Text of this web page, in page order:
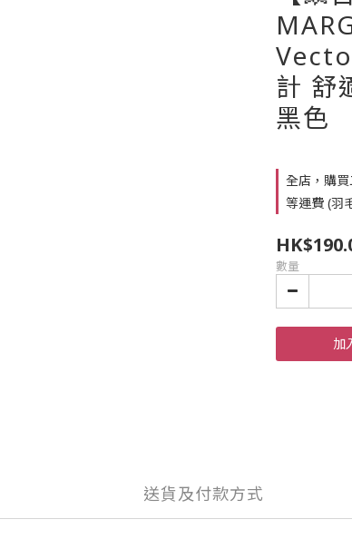
計 舒
黑色
全店，購
等運費 (羽
數量
加
送貨及付款方式